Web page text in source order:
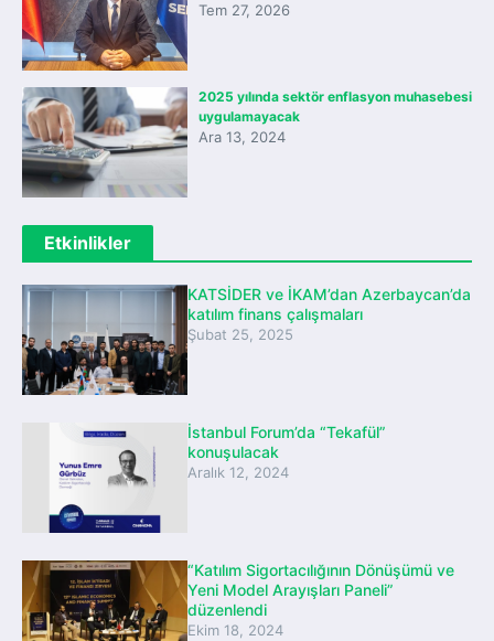
Tem 27, 2026
2025 yılında sektör enflasyon muhasebesi
uygulamayacak
Ara 13, 2024
Etkinlikler
KATSİDER ve İKAM’dan Azerbaycan’da
katılım finans çalışmaları
Şubat 25, 2025
İstanbul Forum’da “Tekafül”
konuşulacak
Aralık 12, 2024
“Katılım Sigortacılığının Dönüşümü ve
Yeni Model Arayışları Paneli”
düzenlendi
Ekim 18, 2024